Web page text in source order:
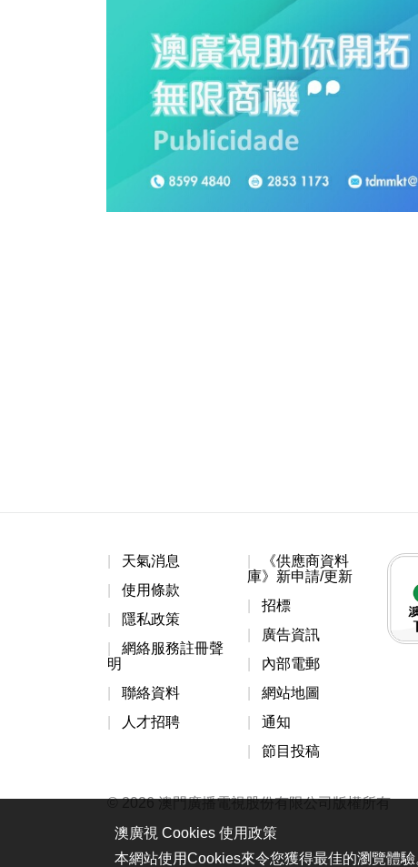
天氣消息
使用條款
隱私政策
網絡服務註冊聲
明
聯絡資料
人才招聘
《供應商資料
庫》新申請/更新
招標
廣告資訊
內部電郵
網站地圖
通知
節目投稿
© 2026 澳門廣播電視股份有限公司版權所有
澳廣視 Cookies 使用政策
本網站使用Cookies來令您獲得最佳的瀏覽體